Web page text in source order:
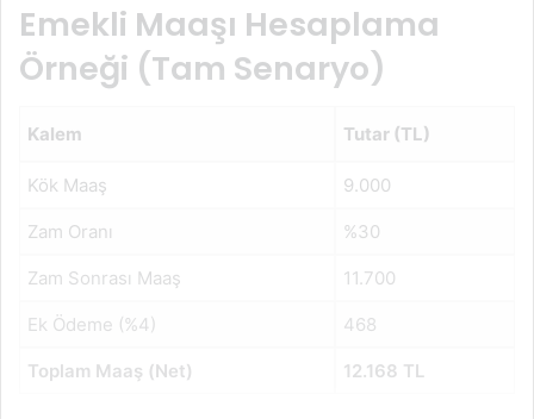
Emekli Maaşı Hesaplama
Örneği (Tam Senaryo)
Kalem Tutar (TL)
Kök Maaş 9.000
Zam Oranı %30
Zam Sonrası Maaş 11.700
Ek Ödeme (%4) 468
Toplam Maaş (Net) 12.168 TL